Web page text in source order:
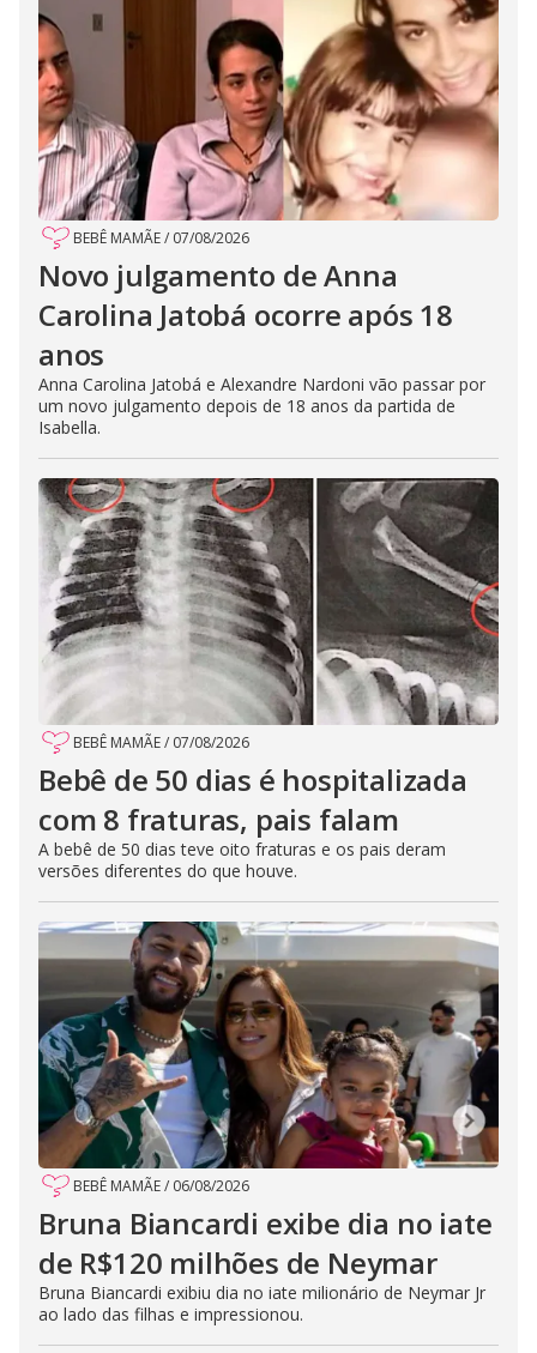
BEBÊ MAMÃE/ 07/08/2026
Novo julgamento de Anna
Carolina Jatobá ocorre após 18
anos
Anna Carolina Jatobá e Alexandre Nardoni vão passar por
um novo julgamento depois de 18 anos da partida de
Isabella.
BEBÊ MAMÃE/ 07/08/2026
Bebê de 50 dias é hospitalizada
com 8 fraturas, pais falam
A bebê de 50 dias teve oito fraturas e os pais deram
versões diferentes do que houve.
BEBÊ MAMÃE/ 06/08/2026
Bruna Biancardi exibe dia no iate
de R$120 milhões de Neymar
Bruna Biancardi exibiu dia no iate milionário de Neymar Jr
ao lado das filhas e impressionou.